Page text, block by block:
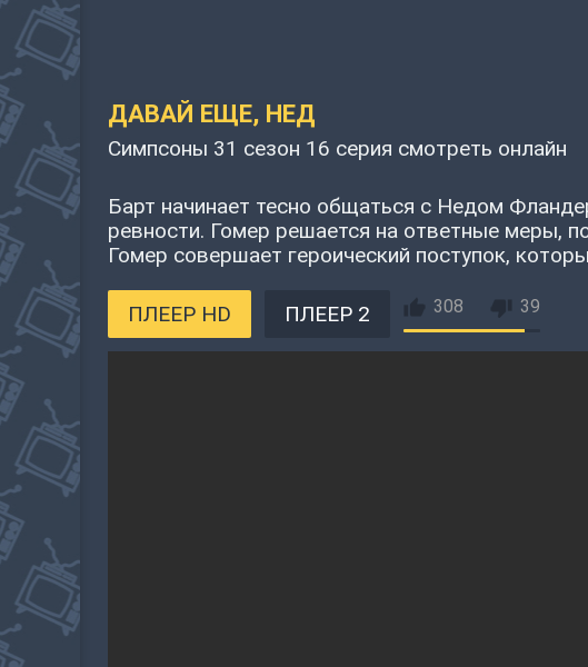
ДАВАЙ ЕЩЕ, НЕД
Симпсоны 31 сезон 16 серия смотреть онлайн
Барт начинает тесно общаться с Недом
ревности. Гомер решается на ответные меры,
Гомер совершает героический поступок,
ПЛЕЕР HD ПЛЕЕР 2 308 39